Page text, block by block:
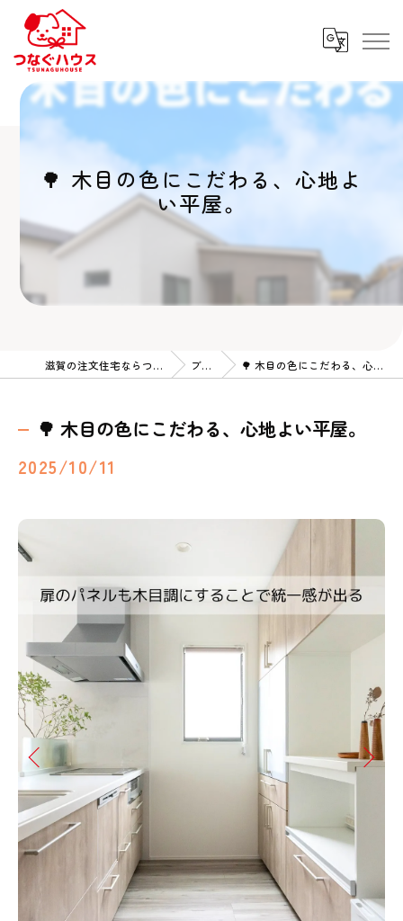
🌳 木目の色にこだわる、心地よ
い平屋。
滋賀の注文住宅ならつなぐハウス ブログ 🌳 木目の色にこだわる、心地よい平屋。
🌳 木目の色にこだわる、心地よい平屋。
2025/10/11